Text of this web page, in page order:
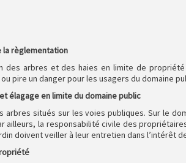
la règlementation
des arbres et des haies en limite de
pire un danger pour les usagers du domaine
élagage en limite du domaine public
arbres situés sur les voies publiques. Sur le
ailleurs, la responsabilité civile des
doivent veiller à leur entretien dans l’intérêt